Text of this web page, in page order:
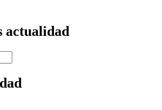
actualidad